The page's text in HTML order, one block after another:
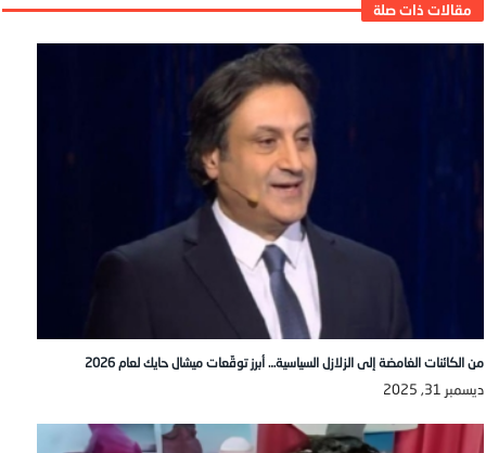
من الكائنات الغامضة إلى الزلازل السياسية… أبرز توقّعات ميشال حايك لعام 2026
ديسمبر 31, 2025